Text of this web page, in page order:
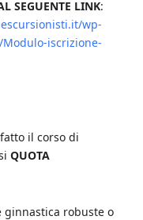
SEGUENTE LINK:
wp-
iscrizione-
il corso di
QUOTA
ginnastica robuste o